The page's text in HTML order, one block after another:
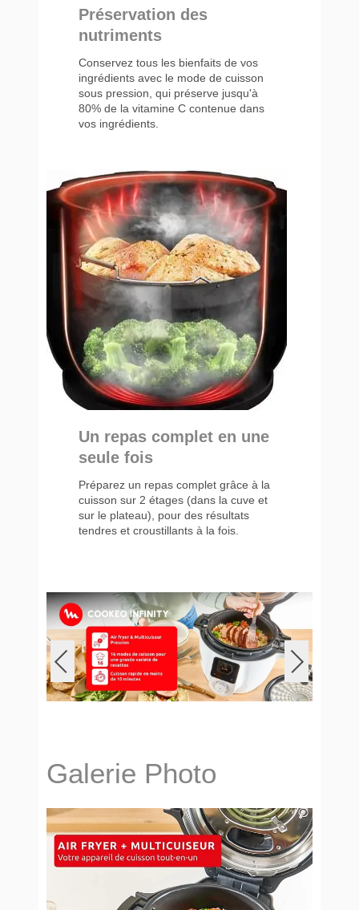
Préservation des
nutriments
Conservez tous les bienfaits de vos
ingrédients avec le mode de cuisson
sous pression, qui préserve jusqu'à
80% de la vitamine C contenue dans
vos ingrédients.
Un repas complet en une
seule fois
Préparez un repas complet grâce à la
cuisson sur 2 étages (dans la cuve et
sur le plateau), pour des résultats
tendres et croustillants à la fois.
Galerie Photo